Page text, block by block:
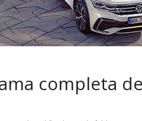
completa